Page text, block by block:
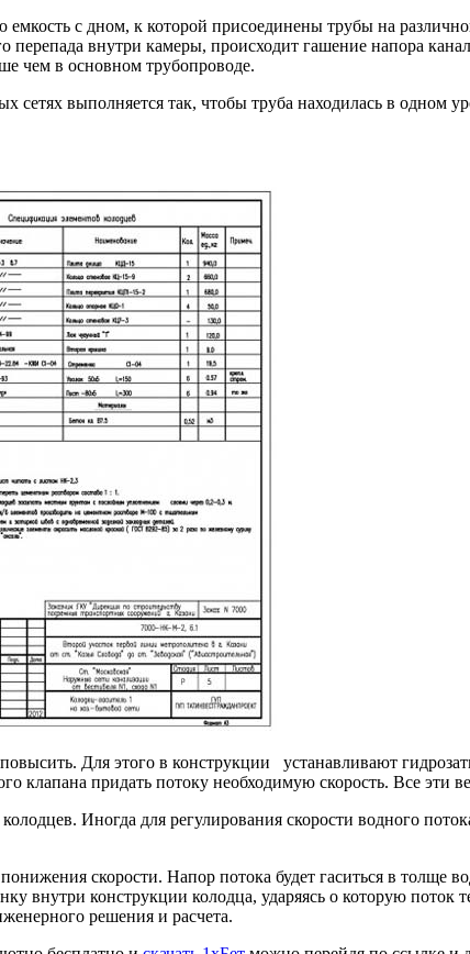
с дном, к которой присоединены трубы на
перепада внутри камеры, происходит гашение напора
чем в основном трубопроводе.
выполняется так, чтобы труба находилась в одном
Для этого в конструкции устанавливают
клапана придать потоку необходимую скорость. Все эти
Иногда для регулирования скорости водного
скорости. Напор потока будет гаситься в толще
внутри конструкции колодца, ударяясь о которую поток
решения и расчета.